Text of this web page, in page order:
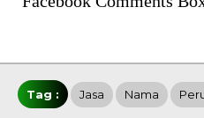
Tag : Jasa Nama